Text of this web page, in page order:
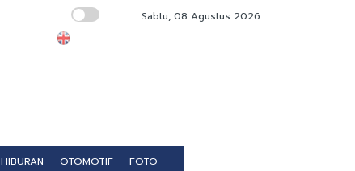
UGM Harus Buka Ijazah Jokowi ke Publik
Sabtu, 08 Agustus 2026
HIBURAN OTOMOTIF FOTO